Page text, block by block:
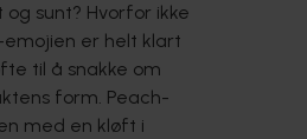
sunt? Hvorfor ikke
emojien er helt klart
til å snakke om
form. Peach-
med en kløft i